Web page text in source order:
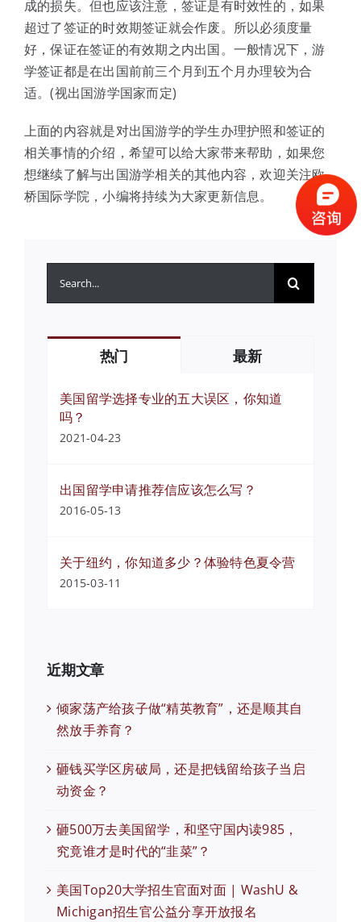
成的损失。但也应该注意，签证是有时效性的，如果
超过了签证的时效期签证就会作废。所以必须度量
好，保证在签证的有效期之内出国。一般情况下，游
学签证都是在出国前前三个月到五个月办理较为合
适。(视出国游学国家而定)
上面的内容就是对出国游学的学生办理护照和签证的
相关事情的介绍，希望可以给大家带来帮助，如果您
想继续了解与出国游学相关的其他内容，欢迎关注欧
桥国际学院，小编将持续为大家更新信息。
热门 最新
美国留学选择专业的五大误区，你知道
吗？
2021-04-23
出国留学申请推荐信应该怎么写？
2016-05-13
关于纽约，你知道多少？体验特色夏令营
2015-03-11
近期文章
倾家荡产给孩子做“精英教育”，还是顺其自
然放手养育？
砸钱买学区房破局，还是把钱留给孩子当启
动资金？
砸500万去美国留学，和坚守国内读985，
究竟谁才是时代的“韭菜”？
美国Top20大学招生官面对面 | WashU &
Michigan招生官公益分享开放报名